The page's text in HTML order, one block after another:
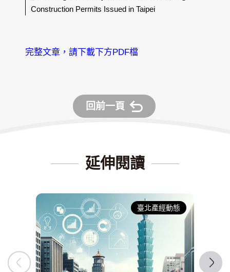
Construction Permits Issued in Taipei
完整文章，請下載下方PDF檔
回前一頁
延伸閱讀
臺北產經動態